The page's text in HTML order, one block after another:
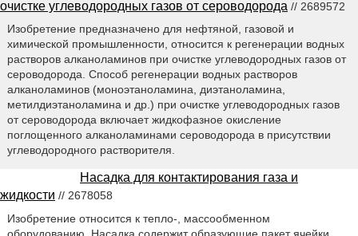
очистке углеводородных газов от сероводорода // 2689572
Изобретение предназначено для нефтяной, газовой и
химической промышленности, относится к регенерации водных
растворов алканоламинов при очистке углеводородных газов от
сероводорода. Способ регенерации водных растворов
алканоламинов (моноэтаноламина, диэтаноламина,
метилдиэтаноламина и др.) при очистке углеводородных газов
от сероводорода включает жидкофазное окисление
поглощенного алканоламинами сероводорода в присутствии
углеводородного растворителя.
Насадка для контактирования газа и
жидкости // 2678058
Изобретение относится к тепло-, массообменном